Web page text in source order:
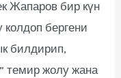
Жапаров бир күн
бергени
билдирип,
темир жолу жана